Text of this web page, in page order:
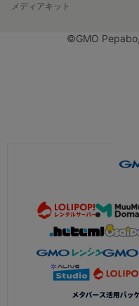
メディアキット
©GMO